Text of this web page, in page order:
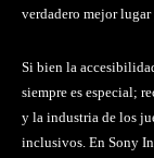
verdadero mejor lugar
Si bien la
siempre es especial;
y la industria de los
inclusivos. En Sony